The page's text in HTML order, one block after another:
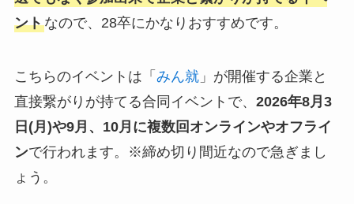
ントなので、28卒にかなりおすすめです。
こちらのイベントは「 みん就」が開催する企業と
直接繋がりが持てる合同イベントで、 2026年8月3
日(月)や9月、10月 に複数回オンラインやオフライ
ンで行われます。※締め切り間近なので急ぎまし
ょう。